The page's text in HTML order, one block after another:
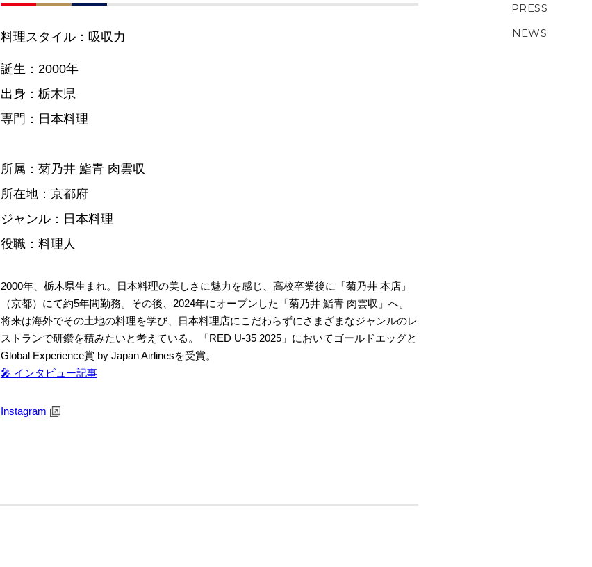
PRESS
NEWS
料理スタイル： 吸収力
誕生：2000年
出身：栃木県
専門：日本料理
所属：菊乃井 鮨青 肉雲収
所在地：京都府
ジャンル：日本料理
役職：料理人
2000年、栃木県生まれ。日本料理の美しさに魅力を感じ、高校卒業後に「菊乃井 本店」
（京都）にて約5年間勤務。その後、2024年にオープンした「菊乃井 鮨青 肉雲収」へ。
将来は海外でその土地の料理を学び、日本料理店にこだわらずにさまざまなジャンルのレ
ストランで研鑽を積みたいと考えている。「RED U-35 2025」においてゴールドエッグと
Global Experience賞 by Japan Airlinesを受賞。
🎤 インタビュー記事
Instagram